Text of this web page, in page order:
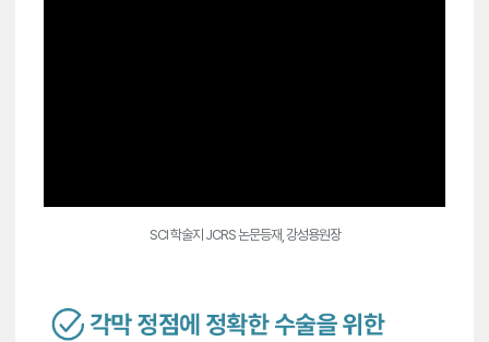
SCI 학술지 JCRS 논문등재, 강성용원장